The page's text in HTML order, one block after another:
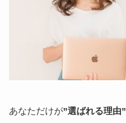
あなただけが”選ばれる理由”